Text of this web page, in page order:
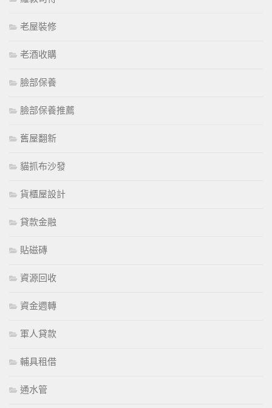
老屋裝修
老酒收購
臉部保養
臉部保養推薦
舊屋翻新
貓抓布沙發
貨櫃屋設計
貸款金融
貼磁磚
資源回收
資金週轉
軍人貸款
輔具租借
通水管